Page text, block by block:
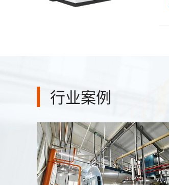
行业案例